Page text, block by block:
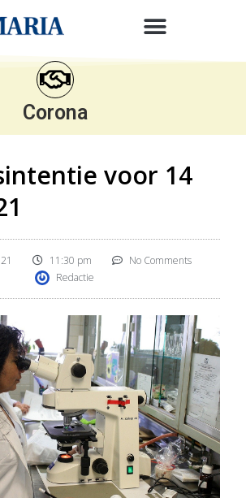
Corona
voor 14
11:30 pm
No Comments
Redactie